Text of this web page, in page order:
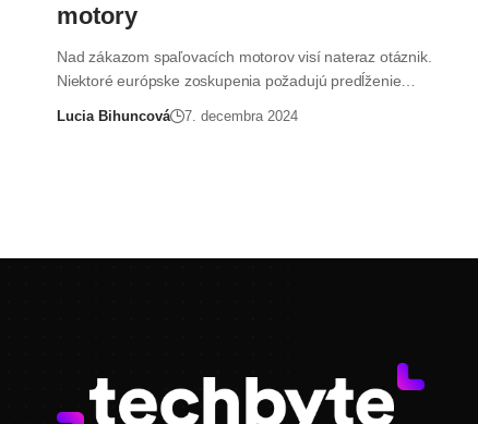
motory
Nad zákazom spaľovacích motorov visí nateraz otáznik.
Niektoré európske zoskupenia požadujú predĺženie…
Lucia Bihuncová 7. decembra 2024